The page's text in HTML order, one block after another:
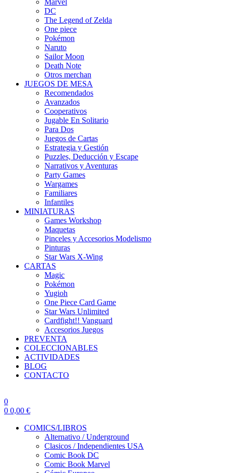
DC
The Legend of Zelda
One piece
Pokémon
Naruto
Sailor Moon
Death Note
Otros merchan
JUEGOS DE MESA
Recomendados
Avanzados
Cooperativos
Jugable En Solitario
Para Dos
Juegos de Cartas
Estrategia y Gestión
Puzzles, Deducción y Escape
Narrativos y Aventuras
Party Games
Wargames
Familiares
Infantiles
MINIATURAS
Games Workshop
Maquetas
Pinceles y Accesorios Modelismo
Pinturas
Star Wars X-Wing
CARTAS
Magic
Pokémon
Yugioh
One Piece Card Game
Star Wars Unlimited
Cardfight!! Vanguard
Accesorios Juegos
PREVENTA
COLECCIONABLES
ACTIVIDADES
BLOG
CONTACTO
0
0 0,00 €
COMICS/LIBROS
Alternativo / Underground
Clasicos / Independientes USA
Comic Book DC
Comic Book Marvel